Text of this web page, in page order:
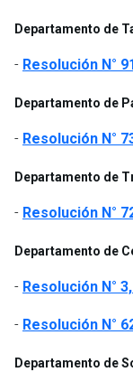
Departamento de
- Resolución N°
Departamento de
- Resolución N°
Departamento de
- Resolución N°
Departamento de
- Resolución N°
- Resolución N°
Departamento de